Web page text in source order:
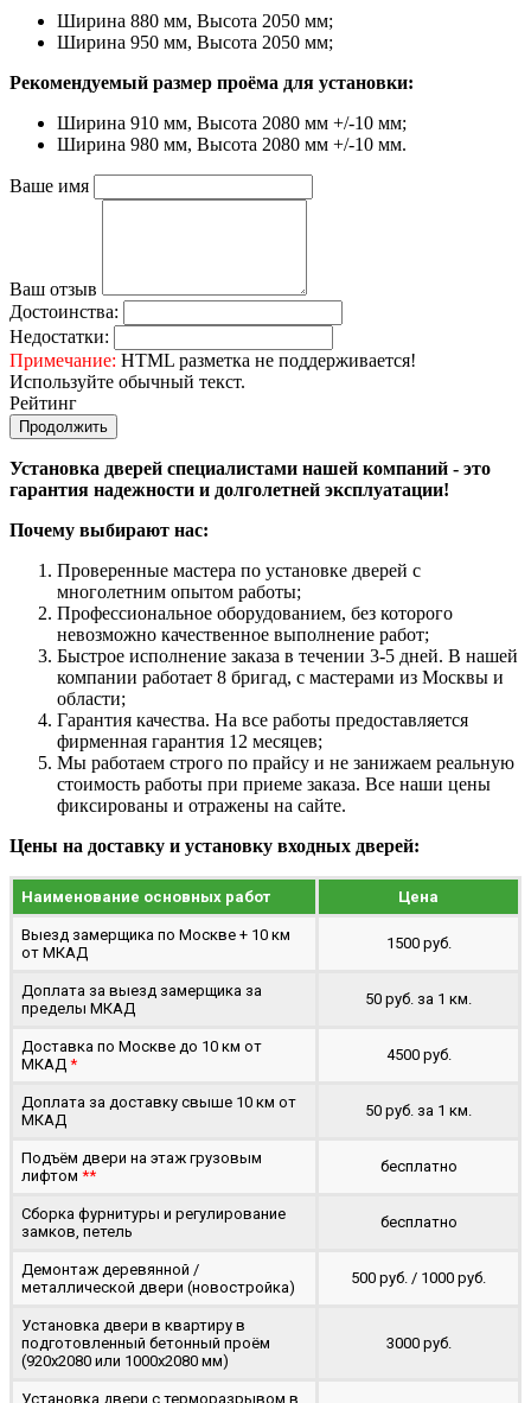
Ширина 880 мм, Высота 2050 мм;
Ширина 950 мм, Высота 2050 мм;
Рекомендуемый размер проёма для установки:
Ширина 910 мм, Высота 2080 мм +/-10 мм;
Ширина 980 мм, Высота 2080 мм +/-10 мм.
Ваше имя
Ваш отзыв
Достоинства:
Недостатки:
Примечание: HTML разметка не поддерживается!
Используйте обычный текст.
Рейтинг
Продолжить
Установка дверей специалистами нашей компаний - это
гарантия надежности и долголетней эксплуатации!
Почему выбирают нас:
Проверенные мастера по установке дверей с
многолетним опытом работы;
Профессиональное оборудованием, без которого
невозможно качественное выполнение работ;
Быстрое исполнение заказа в течении 3-5 дней. В нашей
компании работает 8 бригад, с мастерами из Москвы и
области;
Гарантия качества. На все работы предоставляется
фирменная гарантия 12 месяцев;
Мы работаем строго по прайсу и не занижаем реальную
стоимость работы при приеме заказа. Все наши цены
фиксированы и отражены на сайте.
Цены на доставку и установку входных дверей:
Наименование основных работ Цена
Выезд замерщика по Москве + 10 км
от МКАД
1500 руб.
Доплата за выезд замерщика за
пределы МКАД
50 руб. за 1 км.
Доставка по Москве до 10 км от
МКАД *
4500 руб.
Доплата за доставку свыше 10 км от
МКАД
50 руб. за 1 км.
Подъём двери на этаж грузовым
лифтом **
бесплатно
Сборка фурнитуры и регулирование
замков, петель
бесплатно
Демонтаж деревянной /
металлической двери (новостройка)
500 руб. / 1000 руб.
Установка двери в квартиру в
подготовленный бетонный проём
(920x2080 или 1000x2080 мм)
3000 руб.
Установка двери с терморазрывом в